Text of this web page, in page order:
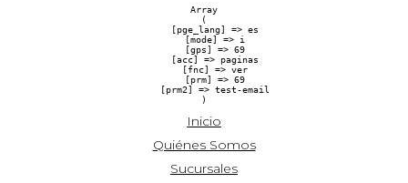
Array
(
    [pge_lang] => es
    [mode] => i
    [gps] => 69
    [acc] => paginas
    [fnc] => ver
    [prm] => 69
    [prm2] => test-email
Inicio
Quiénes Somos
Sucursales